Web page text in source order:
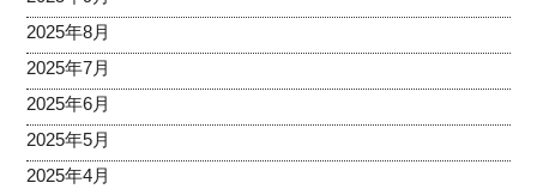
2025年8月
2025年7月
2025年6月
2025年5月
2025年4月